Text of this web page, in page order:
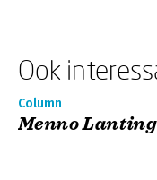
Ook
Column
Menno